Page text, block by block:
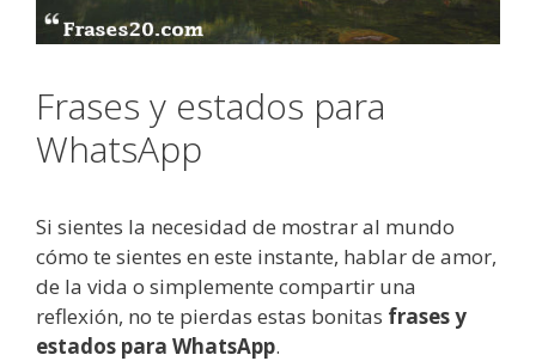
Frases y estados para
WhatsApp
Si sientes la necesidad de mostrar al mundo
cómo te sientes en este instante, hablar de amor,
de la vida o simplemente compartir una
reflexión, no te pierdas estas bonitas frases y
estados para WhatsApp.